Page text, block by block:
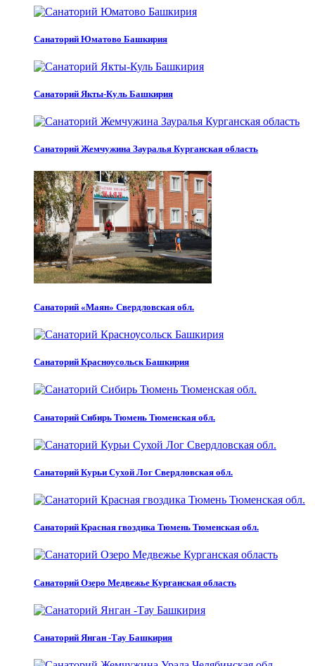
Санаторий Юматово Башкирия
Санаторий Якты-Куль Башкирия
Санаторий Жемчужина Зауралья Курганская область
Санаторий «Маян» Свердловская обл.
Санаторий Красноусольск Башкирия
Санаторий Сибирь Тюмень Тюменская обл.
Санаторий Курьи Сухой Лог Свердловская обл.
Санаторий Красная гвоздика Тюмень Тюменская обл.
Санаторий Озеро Медвежье Курганская область
Санаторий Янган -Тау Башкирия